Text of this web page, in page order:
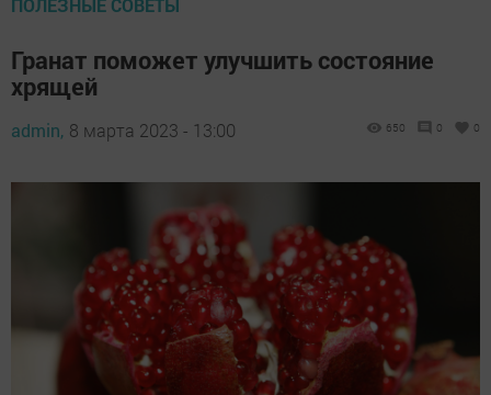
ПОЛЕЗНЫЕ СОВЕТЫ
Гранат поможет улучшить состояние
хрящей
admin, 8 марта 2023 - 13:00 650 0 0